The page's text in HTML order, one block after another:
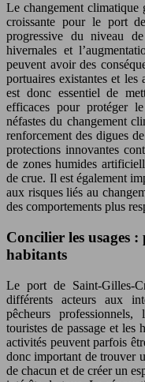
Le changement climatique
croissante pour le port
progressive du niveau
hivernales et
peuvent avoir des
portuaires existantes et
est donc essentiel de
efficaces pour protéger
néfastes du changement
renforcement des digues
protections innovantes
de zones humides
de crue. Il est également
aux risques liés au
des comportements plus
Concilier les usages
habitants
Le port de Saint-Gilles-
différents acteurs aux
pêcheurs
touristes de passage et les
activités peuvent parfois
donc important de trouver
de chacun et de créer un